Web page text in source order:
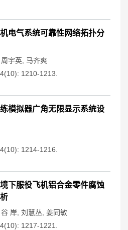
电气系统可靠性网络拓扑分
周宇英 马齐爽
1210-1213.
模拟器广角无限显示系统设
1214-1216.
下服役飞机铝合金零件腐蚀
谷 岸 刘慧丛 姜同敏
1217-1221.